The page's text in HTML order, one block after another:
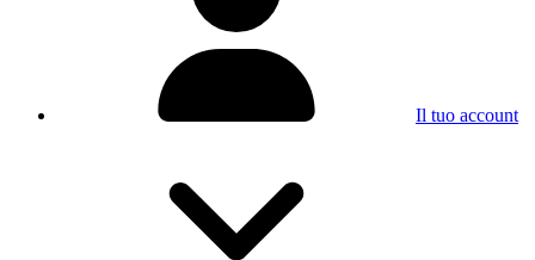
Il tuo account